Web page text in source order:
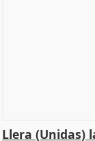
Llera (Unidas)